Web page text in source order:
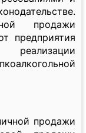
продажи
предприятия
продажи